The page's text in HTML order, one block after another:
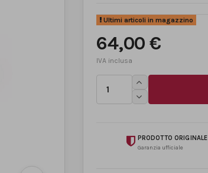
Ultimi articoli in magazzino
64,00 €
PRODOTTO ORIGINALE
Garanzia ufficiale